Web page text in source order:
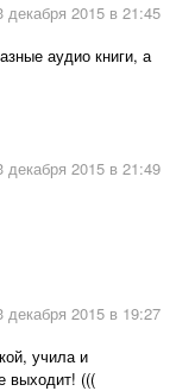
декабря 2015 в 21:45
аудио книги, а
декабря 2015 в 21:49
декабря 2015 в 19:27
учила и
выходит! (((